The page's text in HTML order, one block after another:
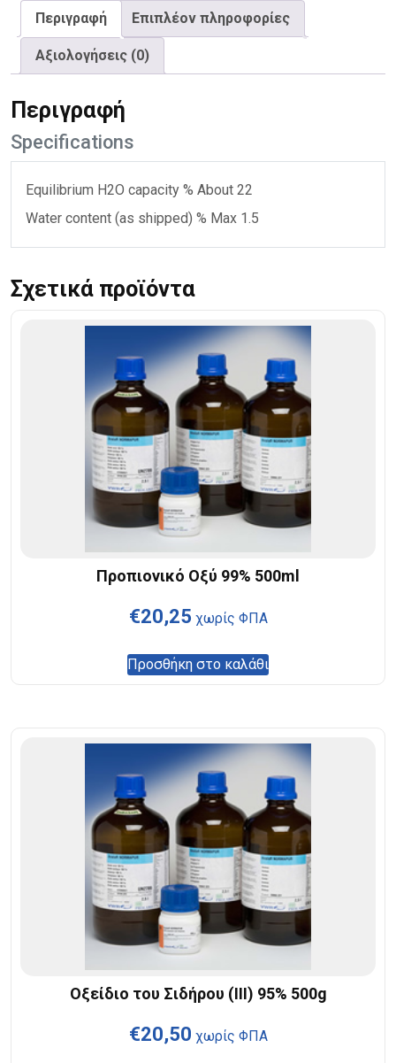
Περιγραφή Επιπλέον πληροφορίες
Αξιολογήσεις (0)
Περιγραφή
Specifications
Equilibrium H2O capacity % About 22
Water content (as shipped) % Max 1.5
Σχετικά προϊόντα
Προπιονικό Οξύ 99% 500ml
€20,25 χωρίς ΦΠΑ
Προσθήκη στο καλάθι
Οξείδιο του Σιδήρου (III) 95% 500g
€20,50 χωρίς ΦΠΑ